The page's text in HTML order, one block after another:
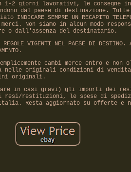
1-2 giorni lavorativi, le consegne
dal paese di destinazione.
SEMPRE UN RECAPITO
Non siamo in alcun modo
o dall'assenza del destinatario.
VIGENTI NEL PAESE DI DESTINO.
cambi merce entro e non
nelle originali condizioni di
originali.
in casi gravi) gli importi dei resi,
restituzioni, le spese di
Resta aggiornato su offerte e